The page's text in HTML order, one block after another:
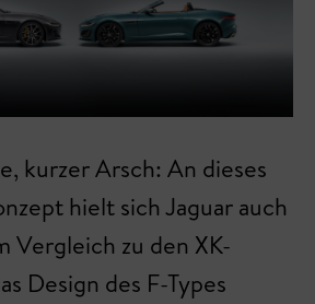
kurzer Arsch: An dieses
hielt sich Jaguar auch
Vergleich zu den XK-
Design des F-Types